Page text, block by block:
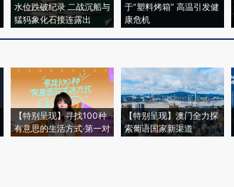
水位跌破纪录 二战沉船与
猛犸象化石接连露出
于“塑料烤箱” 高温引发健
康危机
【特别呈现】寻找100种
有意思的生活方式·第一对
【特别呈现】澳门全力探
索葡语国家新渠道